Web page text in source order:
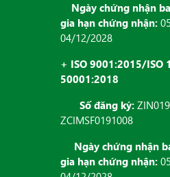
Ngày chứng nhận
gia hạn chứng nhận:
04/12/2028
+ ISO 9001:2015/ISO
50001:2018
Số đăng ký:
ZCIMSF0191008
Ngày chứng nhận
gia hạn chứng nhận: